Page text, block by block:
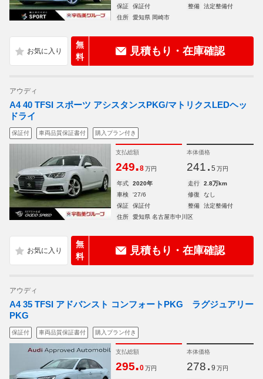
保証
保証付 整備
法定整備付
住所
愛知県 岡崎市
無
料
見積もり・在庫確認
アウディ
A4 40 TFSI スポーツ アシスタンスPKG/マトリクスLEDヘッ
ドライ
保証付 車両品質保証書付 購入プラン付き
支払総額
249.8 万円
本体価格
241. 5 万円
年式 2020年 走行
2.8万km
車検
'27/6 修復
なし
保証
保証付 整備
法定整備付
住所
愛知県 名古屋市中川区
無
料
見積もり・在庫確認
アウディ
A4 35 TFSI アドバンスト コンフォートPKG ラグジュアリー
PKG
保証付 車両品質保証書付 購入プラン付き
支払総額
295.0 万円
本体価格
278. 9 万円